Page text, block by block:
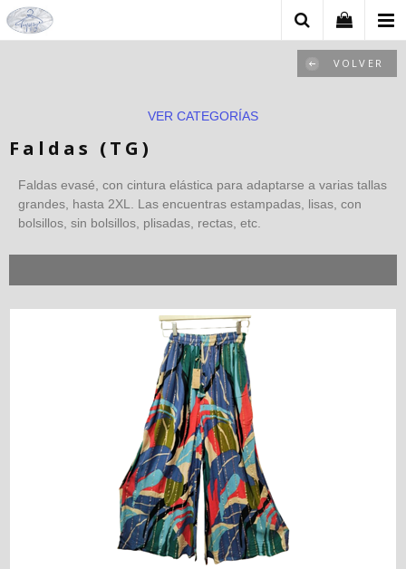
VOLVER
VER CATEGORÍAS
Faldas (TG)
Faldas evasé, con cintura elástica para adaptarse a varias tallas
grandes, hasta 2XL. Las encuentras estampadas, lisas, con
bolsillos, sin bolsillos, plisadas, rectas, etc.